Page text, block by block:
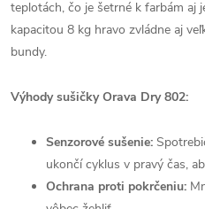
teplotách, čo je šetrné k farbám aj
kapacitou 8 kg hravo zvládne aj
bundy.
Výhody sušičky Orava Dry 802:
Senzorové sušenie:
ukončí cyklus v pravý čas,
Ochrana proti pokrčeniu: